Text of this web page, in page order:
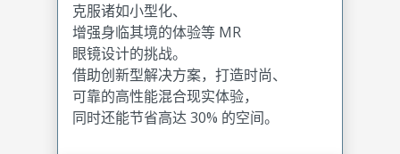
克服诸如小型化、
增强身临其境的体验等 MR
眼镜设计的挑战。
借助创新型解决方案，打造时尚、
可靠的高性能混合现实体验，
同时还能节省高达 30% 的空间。